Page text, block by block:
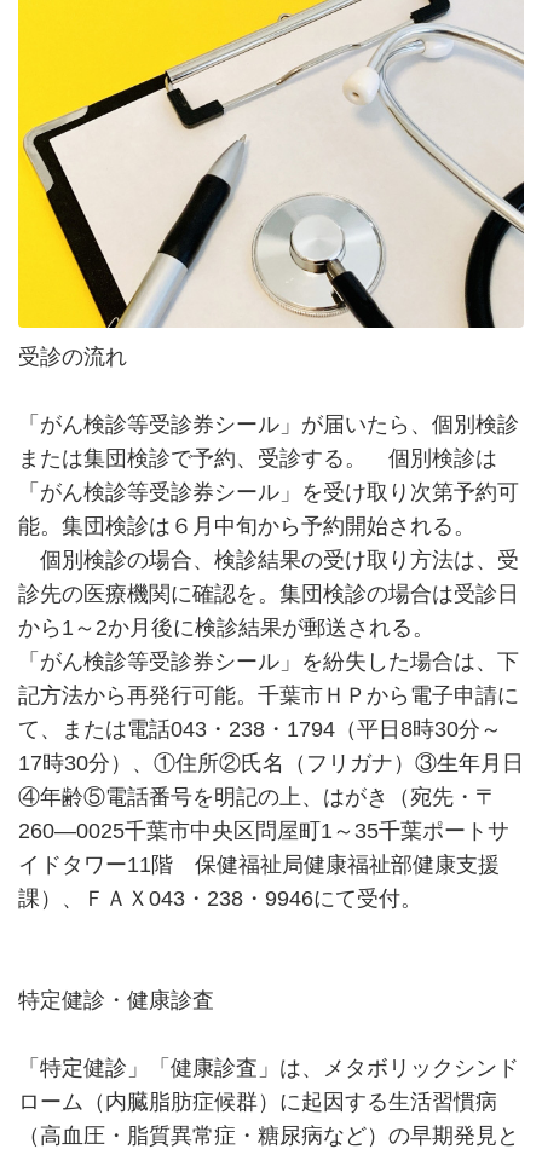
受診の流れ
「がん検診等受診券シール」が届いたら、個別検診
または集団検診で予約、受診する。 個別検診は
「がん検診等受診券シール」を受け取り次第予約可
能。集団検診は６月中旬から予約開始される。
個別検診の場合、検診結果の受け取り方法は、受
診先の医療機関に確認を。集団検診の場合は受診日
から1～2か月後に検診結果が郵送される。
「がん検診等受診券シール」を紛失した場合は、下
記方法から再発行可能。千葉市ＨＰから電子申請に
て、または電話043・238・1794（平日8時30分～
17時30分）、①住所②氏名（フリガナ）③生年月日
④年齢⑤電話番号を明記の上、はがき（宛先・〒
260―0025千葉市中央区問屋町1～35千葉ポートサ
イドタワー11階 保健福祉局健康福祉部健康支援
課）、ＦＡＸ043・238・9946にて受付。
特定健診・健康診査
「特定健診」「健康診査」は、メタボリックシンド
ローム（内臓脂肪症候群）に起因する生活習慣病
（高血圧・脂質異常症・糖尿病など）の早期発見と